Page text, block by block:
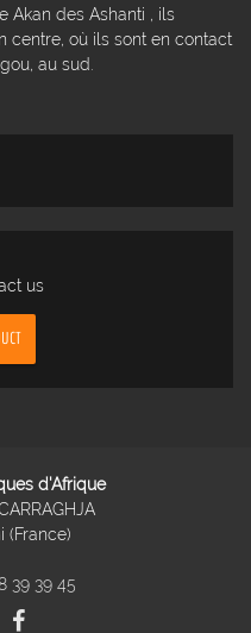
Akan des Ashanti , ils
centre, où ils sont en contact
au sud.
us
d'Afrique
(France)
39 39 45